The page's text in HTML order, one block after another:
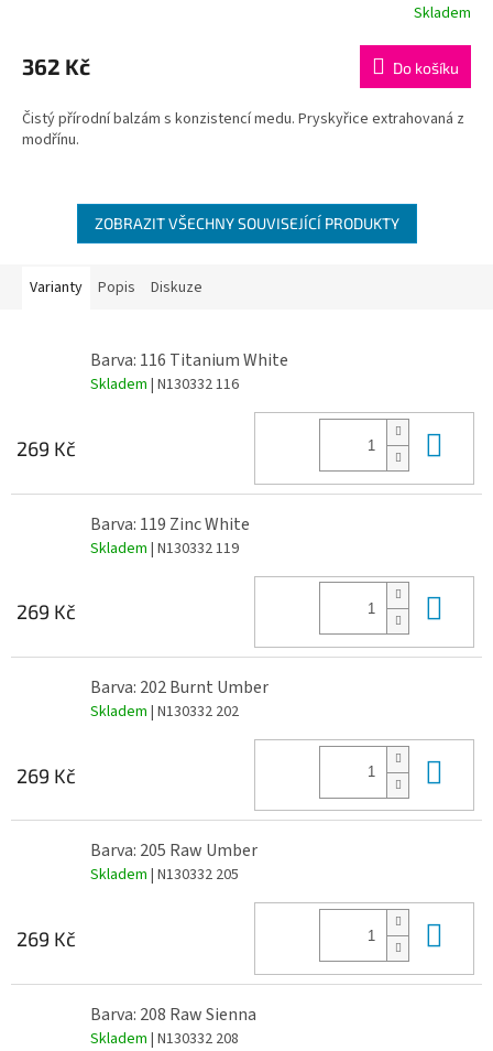
Skladem
362 Kč Do košíku
Čistý přírodní balzám s konzistencí medu. Pryskyřice extrahovaná z
modřínu.
ZOBRAZIT VŠECHNY SOUVISEJÍCÍ PRODUKTY
Varianty Popis Diskuze
Barva: 116 Titanium White
Skladem | N130332 116
269 Kč
Barva: 119 Zinc White
Skladem | N130332 119
269 Kč
Barva: 202 Burnt Umber
Skladem | N130332 202
269 Kč
Barva: 205 Raw Umber
Skladem | N130332 205
269 Kč
Barva: 208 Raw Sienna
Skladem | N130332 208